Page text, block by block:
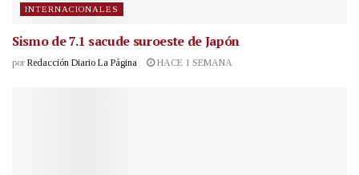
INTERNACIONALES
Sismo de 7.1 sacude suroeste de Japón
por Redacción Diario La Página HACE 1 SEMANA